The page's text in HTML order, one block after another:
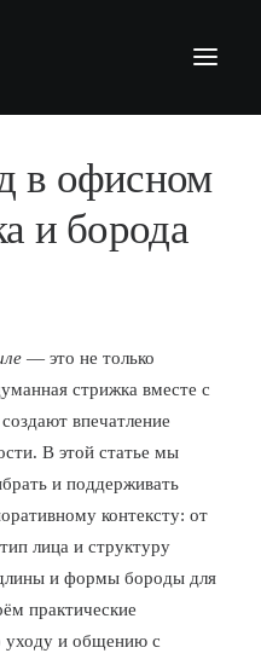
в офисном
и борода
— это не только
стрижка вместе с
впечатление
В этой статье мы
и поддерживать
контексту: от
лица и структуру
и формы бороды для
практические
уходу и общению с